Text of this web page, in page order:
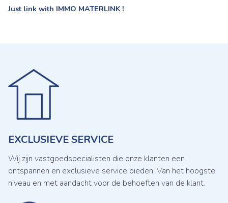
Just link with IMMO MATERLINK !
EXCLUSIEVE SERVICE
Wij zijn vastgoedspecialisten die onze klanten een
ontspannen en exclusieve service bieden. Van het hoogste
niveau en met aandacht voor de behoeften van de klant.